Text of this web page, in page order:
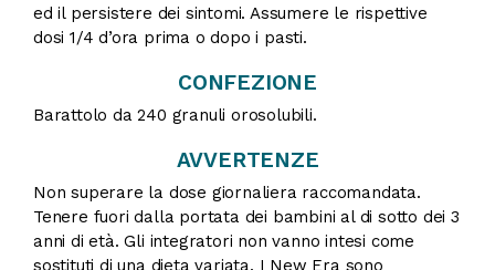
ed il persistere dei sintomi. Assumere le rispettive
dosi 1/4 d’ora prima o dopo i pasti.
CONFEZIONE
Barattolo da 240 granuli orosolubili.
AVVERTENZE
Non superare la dose giornaliera raccomandata.
Tenere fuori dalla portata dei bambini al di sotto dei 3
anni di età. Gli integratori non vanno intesi come
sostituti di una dieta variata. I New Era sono